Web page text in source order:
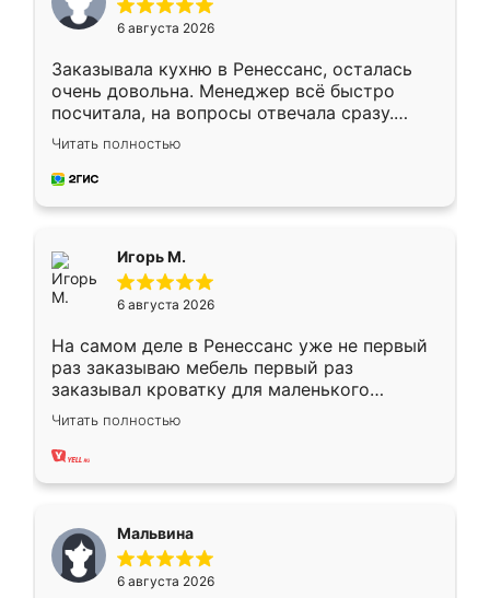
6 августа 2026
Заказывала кухню в Ренессанс, осталась
очень довольна. Менеджер всё быстро
посчитала, на вопросы отвечала сразу.
Замерщик приехал в субботу, подошёл к
делу со всей ответственностью. Собрали
за день, ребята работали аккуратно, даже
Читать полностью
Игорь М.
6 августа 2026
На самом деле в Ренессанс уже не первый
раз заказываю мебель первый раз
заказывал кроватку для маленького
ребёнка при его рождении ,во второй раз
заказал шкаф-купе. По качеству очень
хорошее сборка достаточно быстрая,
меньше, здесь же он более разнообразный.
Мне нравится ,если что-то потребуется из
мебели буду заказывать только здесь.
Читать полностью
Мальвина
6 августа 2026